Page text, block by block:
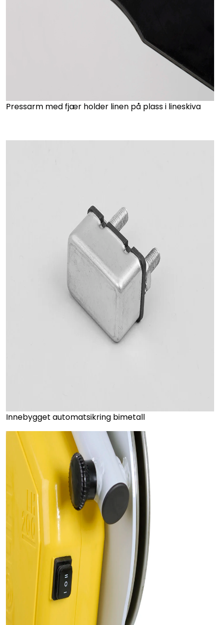
Pressarm med fjær holder linen på plass i lineskiva
Innebygget automatsikring bimetall